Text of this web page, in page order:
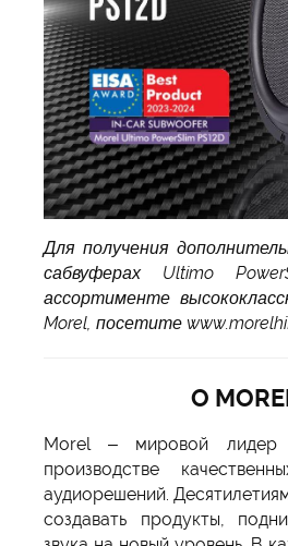
Для получения
сабвуферах Ultimo
ассортименте
Morel, посетите
О
Morel – мировой лидер
производстве
аудиорешений.
создавать продукты,